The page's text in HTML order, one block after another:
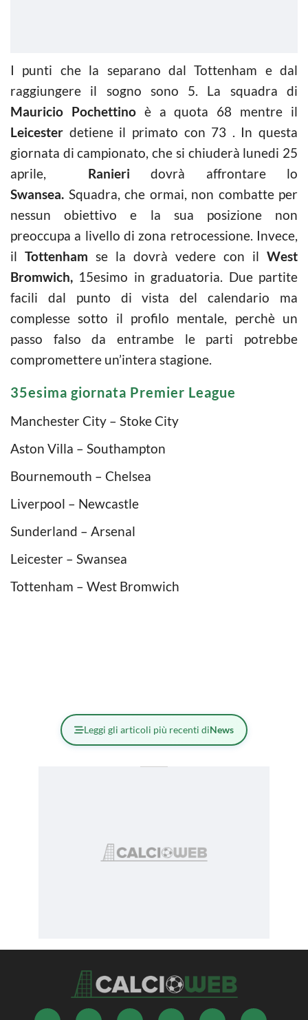
I punti che la separano dal Tottenham e dal
raggiungere il sogno sono 5. La squadra di
Mauricio Pochettinoè a quota 68 mentre il
Leicester detiene il primato con 73 . In questa
giornata di campionato, che si chiuderà lunedi 25
aprile, Ranieri dovrà affrontare lo
Swansea. Squadra, che ormai, non combatte per
nessun obiettivo e la sua posizione non
preoccupa a livello di zona retrocessione. Invece,
il Tottenham se la dovrà vedere con il West
Bromwich, 15esimo in graduatoria. Due partite
facili dal punto di vista del calendario ma
complesse sotto il profilo mentale, perchè un
passo falso da entrambe le parti potrebbe
compromettere un’intera stagione.
35esima giornata Premier League
Manchester City – Stoke City
Aston Villa – Southampton
Bournemouth – Chelsea
Liverpool – Newcastle
Sunderland – Arsenal
Leicester – Swansea
Tottenham – West Bromwich
Leggi gli articoli più recenti diNews